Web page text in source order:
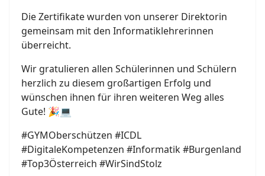
Die Zertifikate wurden von unserer Direktorin
gemeinsam mit den Informatiklehrerinnen
überreicht.
Wir gratulieren allen Schülerinnen und Schülern
herzlich zu diesem großartigen Erfolg und
wünschen ihnen für ihren weiteren Weg alles
Gute! 🎉💻
#GYMOberschützen #ICDL
#DigitaleKompetenzen #Informatik #Burgenland
#Top3Österreich #WirSindStolz